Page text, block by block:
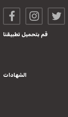
قم بتحميل تطبيقنا
الشهادات